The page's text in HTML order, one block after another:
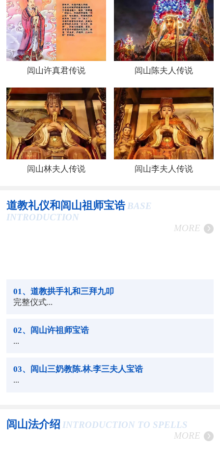
闾山许真君传说 闾山陈夫人传说
闾山林夫人传说 闾山李夫人传说
道教礼仪和闾山祖师宝诰 BASE
INTRODUCTION
MORE
01 、道教拱手礼和三拜九叩
完整仪式...
02、闾山许祖师宝诰
...
03、闾山三奶教陈.林.李三夫人宝诰
...
闾山法介绍 INTRODUCTION TO SPELLS
MORE